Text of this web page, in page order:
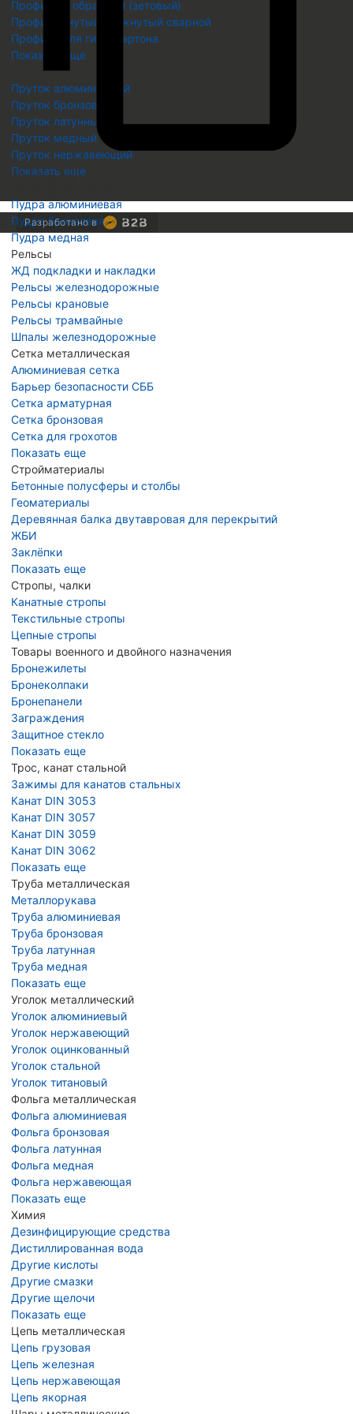
Профиль Z образный (зетовый)
Профиль гнутый замкнутый сварной
Профиль для гипсокартона
Показать еще
Пруток металлический
Пруток алюминиевый
Пруток бронзовый
Пруток латунный
Пруток медный
Пруток нержавеющий
Показать еще
Пудра алюминиевая
Пудра бронзовая
Пудра медная
Рельсы
ЖД подкладки и накладки
Рельсы железнодорожные
Рельсы крановые
Рельсы трамвайные
Шпалы железнодорожные
Сетка металлическая
Алюминиевая сетка
Барьер безопасности СББ
Сетка арматурная
Сетка бронзовая
Сетка для грохотов
Показать еще
Стройматериалы
Бетонные полусферы и столбы
Геоматериалы
Деревянная балка двутавровая для перекрытий
ЖБИ
Заклёпки
Показать еще
Стропы, чалки
Канатные стропы
Текстильные стропы
Цепные стропы
Товары военного и двойного назначения
Бронежилеты
Бронеколпаки
Бронепанели
Заграждения
Защитное стекло
Показать еще
Трос, канат стальной
Зажимы для канатов стальных
Канат DIN 3053
Канат DIN 3057
Канат DIN 3059
Канат DIN 3062
Показать еще
Труба металлическая
Металлорукава
Труба алюминиевая
Труба бронзовая
Труба латунная
Труба медная
Показать еще
Уголок металлический
Уголок алюминиевый
Уголок нержавеющий
Уголок оцинкованный
Уголок стальной
Уголок титановый
Фольга металлическая
Фольга алюминиевая
Фольга бронзовая
Фольга латунная
Фольга медная
Фольга нержавеющая
Показать еще
Химия
Дезинфицирующие средства
Дистиллированная вода
Другие кислоты
Другие смазки
Другие щелочи
Показать еще
Цепь металлическая
Цепь грузовая
Цепь железная
Цепь нержавеющая
Цепь якорная
Скопировать
Разработано в